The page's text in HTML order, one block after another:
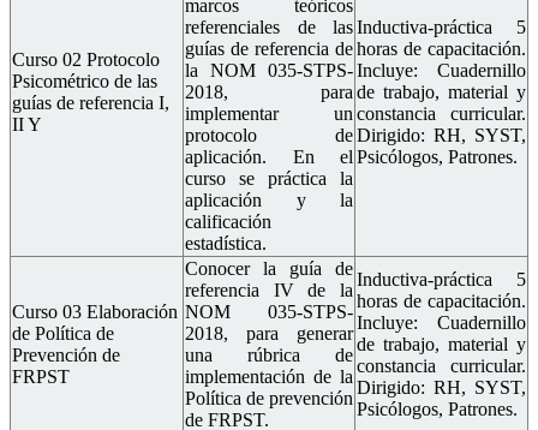
Curso 02 Protocolo
Psicométrico de las
guías de referencia I,
II Y
marcos teóricos
referenciales de las
guías de referencia de
la NOM 035-STPS-
2018, para
implementar un
protocolo de
aplicación. En el
curso se práctica la
aplicación y la
calificación
estadística.
Inductiva-práctica 5
horas de capacitación.
Incluye: Cuadernillo
de trabajo, material y
constancia curricular.
Dirigido: RH, SYST,
Psicólogos, Patrones.
Curso 03 Elaboración
de Política de
Prevención de
FRPST
Conocer la guía de
referencia IV de la
NOM 035-STPS-
2018, para generar
una rúbrica de
implementación de la
Política de prevención
de FRPST.
Inductiva-práctica 5
horas de capacitación.
Incluye: Cuadernillo
de trabajo, material y
constancia curricular.
Dirigido: RH, SYST,
Psicólogos, Patrones.